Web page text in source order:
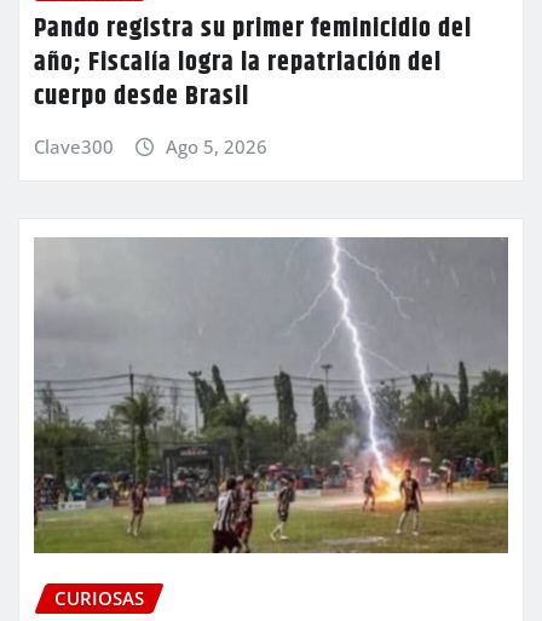
Pando registra su primer feminicidio del
año; Fiscalía logra la repatriación del
cuerpo desde Brasil
Clave300 Ago 5, 2026
CURIOSAS